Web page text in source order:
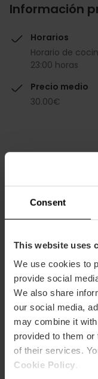
Consent
This website uses
We use cookies to
provide social
We also share
our social media,
may combine it
provided to them
of their services.
Cookie Policy
Información
Horarios
Horario de
23:00 horas
Precio medio
30.00€
Capacidad
56
Cómo llegar
Metro